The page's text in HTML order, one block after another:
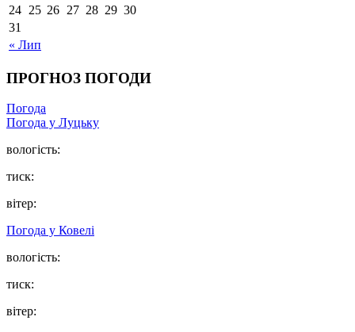
« Лип
24 25 26 27 28 29 30
31
ПРОГНОЗ ПОГОДИ
Погода
Погода у Луцьку
вологість:
тиск:
вітер:
Погода у Ковелі
вологість:
тиск:
вітер: